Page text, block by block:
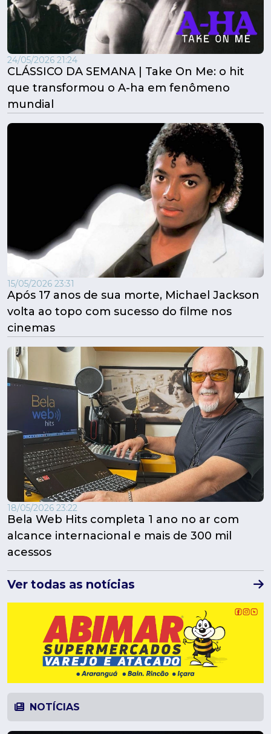
24/05/2026 21:24
CLÁSSICO DA SEMANA | Take On Me: o hit
que transformou o A-ha em fenômeno
mundial
15/05/2026 23:31
Após 17 anos de sua morte, Michael Jackson
volta ao topo com sucesso do filme nos
cinemas
18/05/2026 23:22
Bela Web Hits completa 1 ano no ar com
alcance internacional e mais de 300 mil
acessos
Ver todas as notícias
NOTÍCIAS